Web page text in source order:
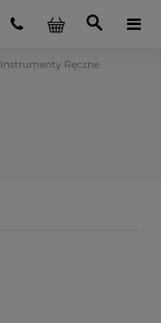
Instrumenty Ręczne